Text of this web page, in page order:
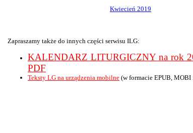
Kwiecień 2019
Zapraszamy także do innych części serwisu ILG:
KALENDARZ LITURGICZNY na rok
PDF
Teksty LG na urządzenia mobilne (w formacie EPUB, MOBI